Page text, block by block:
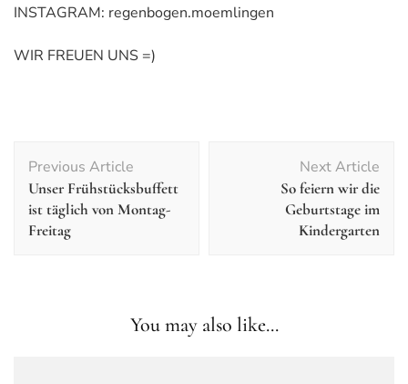
INSTAGRAM: regenbogen.moemlingen
WIR FREUEN UNS =)
Navigation
Previous Article
Unser Frühstücksbuffett
ist täglich von Montag-
Freitag
Next Article
So feiern wir die
Geburtstage im
Kindergarten
You may also like...